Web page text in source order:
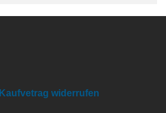
Kaufvetrag widerrufen